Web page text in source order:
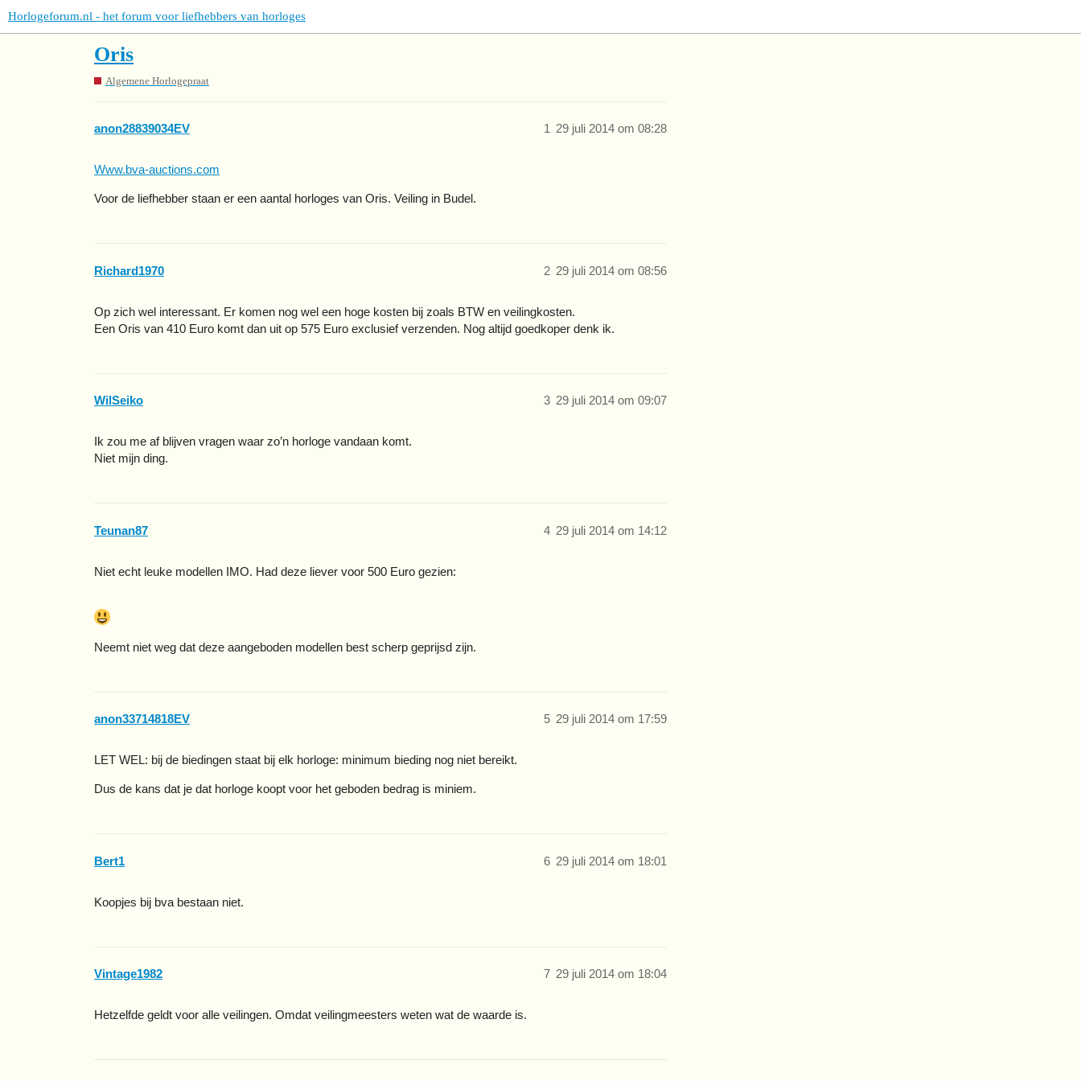
Horlogeforum.nl - het forum voor liefhebbers van horloges
Oris
Algemene Horlogepraat
anon28839034EV 29 juli 2014 om 08:28
1
Www.bva-auctions.com
Voor de liefhebber staan er een aantal horloges van Oris. Veiling in Budel.
Richard1970 29 juli 2014 om 08:56
2
Op zich wel interessant. Er komen nog wel een hoge kosten bij zoals BTW en veilingkosten.
Een Oris van 410 Euro komt dan uit op 575 Euro exclusief verzenden. Nog altijd goedkoper denk ik.
WilSeiko 29 juli 2014 om 09:07
3
Ik zou me af blijven vragen waar zo’n horloge vandaan komt.
Niet mijn ding.
Teunan87 29 juli 2014 om 14:12
4
Niet echt leuke modellen IMO. Had deze liever voor 500 Euro gezien:
Neemt niet weg dat deze aangeboden modellen best scherp geprijsd zijn.
anon33714818EV 29 juli 2014 om 17:59
5
LET WEL: bij de biedingen staat bij elk horloge: minimum bieding nog niet bereikt.
Dus de kans dat je dat horloge koopt voor het geboden bedrag is miniem.
Bert1 29 juli 2014 om 18:01
6
Koopjes bij bva bestaan niet.
Vintage1982 29 juli 2014 om 18:04
7
Hetzelfde geldt voor alle veilingen. Omdat veilingmeesters weten wat de waarde is.